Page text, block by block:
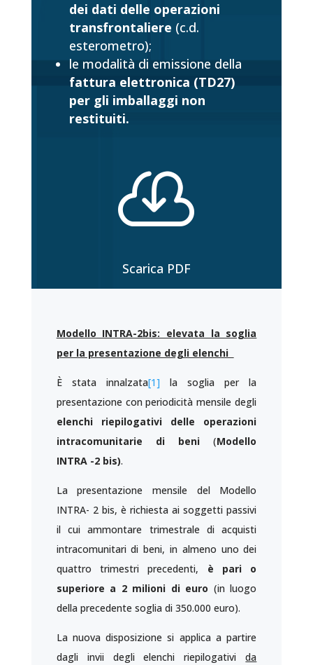
dei dati delle operazioni
transfrontaliere (c.d.
esterometro);
le modalità di emissione della
fattura elettronica (TD27)
per gli imballaggi non
restituiti.

Scarica PDF
Modello INTRA-2bis: elevata la soglia
per la presentazione degli elenchi
È stata innalzata[1] la soglia per la
presentazione con periodicità mensile degli
elenchi riepilogativi delle operazioni
intracomunitarie di beni (Modello
INTRA -2 bis).
La presentazione mensile del Modello
INTRA- 2 bis, è richiesta ai soggetti passivi
il cui ammontare trimestrale di acquisti
intracomunitari di beni, in almeno uno dei
quattro trimestri precedenti, è pari o
superiore a 2 milioni di euro (in luogo
della precedente soglia di 350.000 euro).
La nuova disposizione si applica a partire
dagli invii degli elenchi riepilogativida